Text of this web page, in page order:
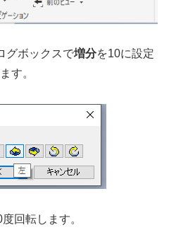
グボックスで増分を10に設定
す。
回転します。